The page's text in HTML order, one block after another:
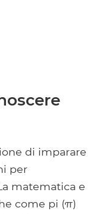
di imparare
per
matematica e
come pi (π)